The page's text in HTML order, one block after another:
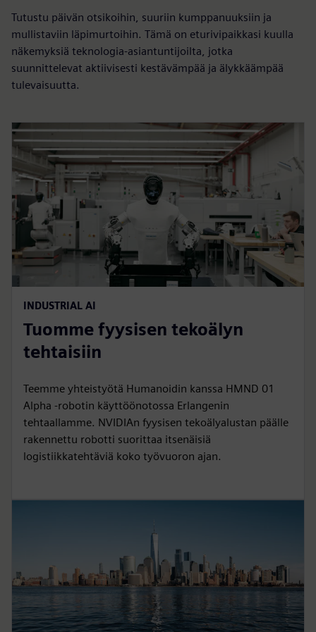
Tutustu päivän otsikoihin, suuriin kumppanuuksiin ja
mullistaviin läpimurtoihin. Tämä on eturivipaikkasi kuulla
näkemyksiä teknologia-asiantuntijoilta, jotka
suunnittelevat aktiivisesti kestävämpää ja älykkäämpää
tulevaisuutta.
INDUSTRIAL AI
Tuomme fyysisen tekoälyn
tehtaisiin
Teemme yhteistyötä Humanoidin kanssa HMND 01
Alpha -robotin käyttöönotossa Erlangenin
tehtaallamme. NVIDIAn fyysisen tekoälyalustan päälle
rakennettu robotti suorittaa itsenäisiä
logistiikkatehtäviä koko työvuoron ajan.